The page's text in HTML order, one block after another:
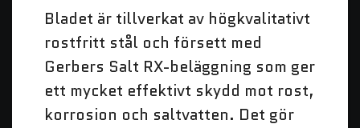
Bladet är tillverkat av högkvalitativt
rostfritt stål och försett med
Gerbers Salt RX-beläggning som ger
ett mycket effektivt skydd mot rost,
korrosion och saltvatten. Det gör